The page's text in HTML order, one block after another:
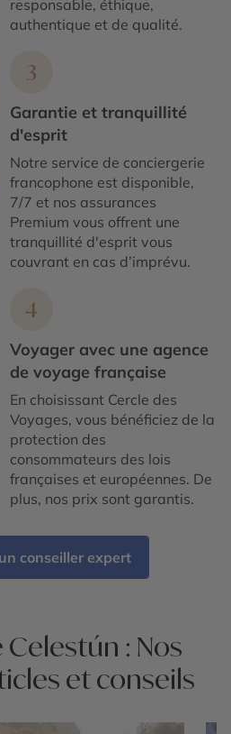
responsable, éthique,
authentique et de qualité.
3
Garantie et tranquillité
d'esprit
Notre service de conciergerie
francophone est disponible,
7/7 et nos assurances
Premium vous offrent une
tranquillité d'esprit vous
couvrant en cas d’imprévu.
4
Voyager avec une agence
de voyage française
En choisissant Cercle des
Voyages, vous bénéficiez de la
protection des
consommateurs des lois
françaises et européennes. De
plus, nos prix sont garantis.
conseiller expert
Celestún : Nos
et conseils